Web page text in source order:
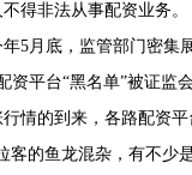
得非法从事配资业务。
5月底，监管部门密集
资平台“黑名单”被证监会
情的到来，各路配资平
客的鱼龙混杂，有不少